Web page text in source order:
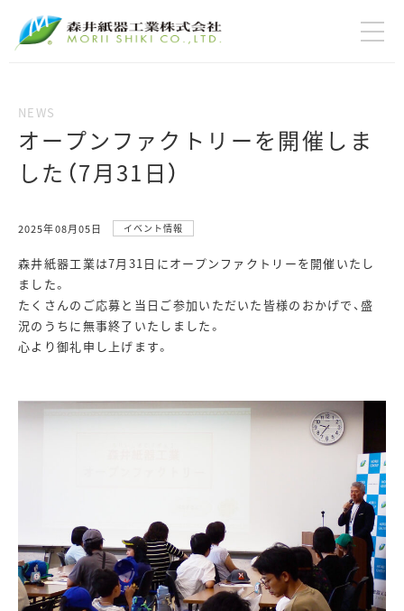
オープンファクトリーを開催しま
した（7月31日）
2025年08月05日 イベント情報
森井紙器工業は7月31日にオープンファクトリーを開催いたし
ました。
たくさんのご応募と当日ご参加いただいた皆様のおかげで、盛
況のうちに無事終了いたしました。
心より御礼申し上げます。